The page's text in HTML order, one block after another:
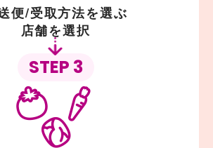
便/受取方法を選ぶ
店舗を選択
STEP 3